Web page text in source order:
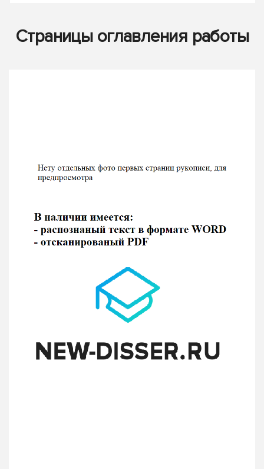
Страницы оглавления работы